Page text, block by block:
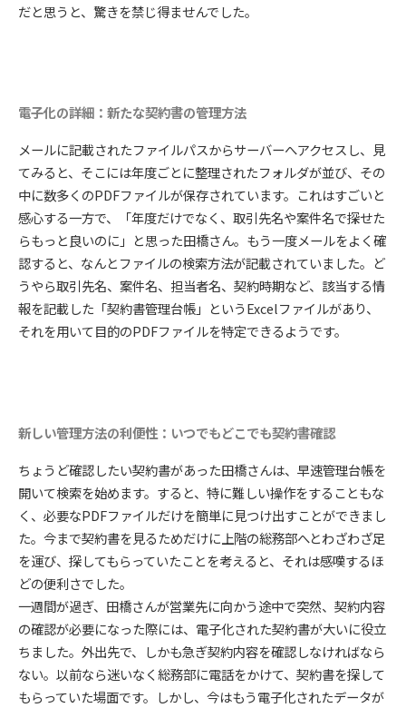
だと思うと、驚きを禁じ得ませんでした。
電子化の詳細：新たな契約書の管理方法
メールに記載されたファイルパスからサーバーへアクセスし、見
てみると、そこには年度ごとに整理されたフォルダが並び、その
中に数多くのPDFファイルが保存されています。これはすごいと
感心する一方で、「年度だけでなく、取引先名や案件名で探せた
らもっと良いのに」と思った田橋さん。もう一度メールをよく確
認すると、なんとファイルの検索方法が記載されていました。ど
うやら取引先名、案件名、担当者名、契約時期など、該当する情
報を記載した「契約書管理台帳」というExcelファイルがあり、
それを用いて目的のPDFファイルを特定できるようです。
新しい管理方法の利便性：いつでもどこでも契約書確認
ちょうど確認したい契約書があった田橋さんは、早速管理台帳を
開いて検索を始めます。すると、特に難しい操作をすることもな
く、必要なPDFファイルだけを簡単に見つけ出すことができまし
た。今まで契約書を見るためだけに上階の総務部へとわざわざ足
を運び、探してもらっていたことを考えると、それは感嘆するほ
どの便利さでした。
一週間が過ぎ、田橋さんが営業先に向かう途中で突然、契約内容
の確認が必要になった際には、電子化された契約書が大いに役立
ちました。外出先で、しかも急ぎ契約内容を確認しなければなら
ない。以前なら迷いなく総務部に電話をかけて、契約書を探して
もらっていた場面です。しかし、今はもう電子化されたデータが